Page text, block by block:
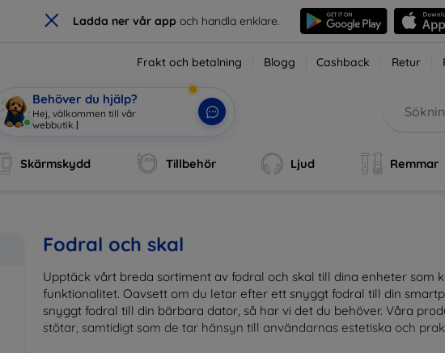
× Ladda ner vår app och handla enklare.
Frakt och betalning Blogg Cashback Retur
Behöver du hjälp?
Hej, välkommen till vår webbu
Skärmskydd Tillbehör Ljud Remmar
Fodral och skal
Upptäck vårt breda sortiment av fodral och skal till dina enheter som
funktionalitet. Oavsett om du letar efter ett snyggt fodral till din
snyggt fodral till din bärbara dator, så har vi det du behöver. Våra
stötar, samtidigt som de tar hänsyn till användarnas estetiska och